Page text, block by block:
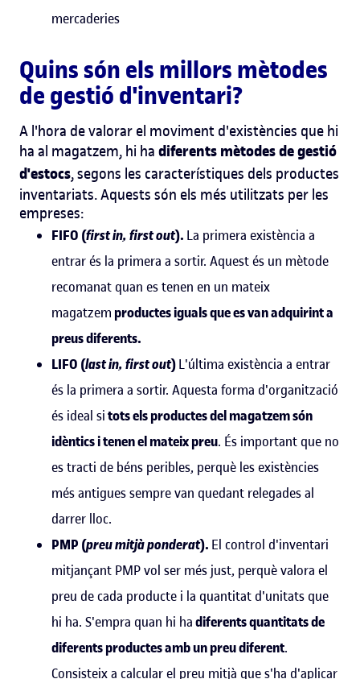
mercaderies
Quins són els millors mètodes
de gestió d'inventari?
A l'hora de valorar el moviment d'existències que hi
ha al magatzem, hi ha diferents mètodes degestió
d'estocs, segons les característiques dels productes
inventariats. Aquests són els més utilitzats per les
empreses:
FIFO (first in, first out). La primera existència a
entrar és la primera a sortir. Aquest és un mètode
recomanat quan es tenen en un mateix
magatzem productes iguals que es van adquirint a
preus diferents.
LIFO (last in, first out)L'última existència a entrar
és la primera a sortir. Aquesta forma d'organització
és ideal sitots els productes del magatzem són
idèntics i tenen el mateix preu. És important que no
es tracti de béns peribles, perquè les existències
més antigues sempre van quedant relegades al
darrer lloc.
PMP (preu mitjà ponderat). El control d'inventari
mitjançant PMP vol ser més just, perquè valora el
preu de cada producte i la quantitat d'unitats que
hi ha. S'empra quan hi hadiferents quantitats de
diferents productes amb un preu diferent.
Consisteix a calcular el preu mitjà que s'ha d'aplicar